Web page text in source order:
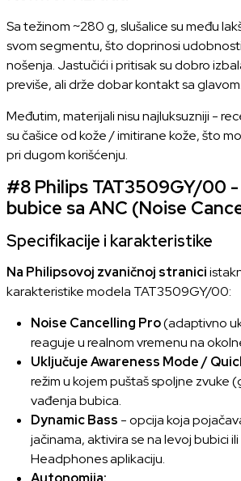
Sa težinom ~280 g, slušalice su među
svom segmentu, što doprinosi
nošenja. Jastučići i pritisak su dobro
previše, ali drže dobar kontakt sa glavom.
Međutim, materijali nisu najluksuzniji -
su čašice od kože / imitirane kože, što
pri dugom korišćenju.
#8 Philips TAT3509GY/00
bubice sa ANC (Noise
Specifikacije i karakteristike
Na Philipsovoj zvaničnoj stranici
karakteristike modela TAT3509GY/00:
Noise Cancelling Pro(adaptivno
reaguje u realnom vremenu na
Uključuje Awareness Mode /
režim u kojem puštaš spoljne zvuke
vađenja bubica.
Dynamic Bass - opcija koja
jačinama, aktivira se na levoj bubici
Headphones aplikaciju.